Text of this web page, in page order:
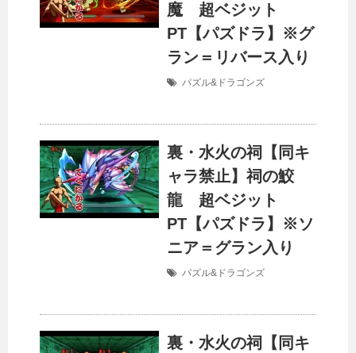
魔 超ベジット
PT【パズドラ】※グ
ラン＝リバース入り
パズル&ドラゴンズ
裏・水火の祠【同キ
ャラ禁止】祠の鮫
龍 超ベジット
PT【パズドラ】※ソ
ニア＝グラン入り
パズル&ドラゴンズ
裏・水火の祠【同キ